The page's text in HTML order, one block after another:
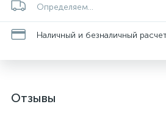
Определяем...
Наличный и безналичный
Отзывы